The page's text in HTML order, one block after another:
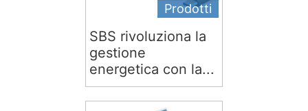
Prodotti
SBS rivoluziona la
gestione
energetica con la...